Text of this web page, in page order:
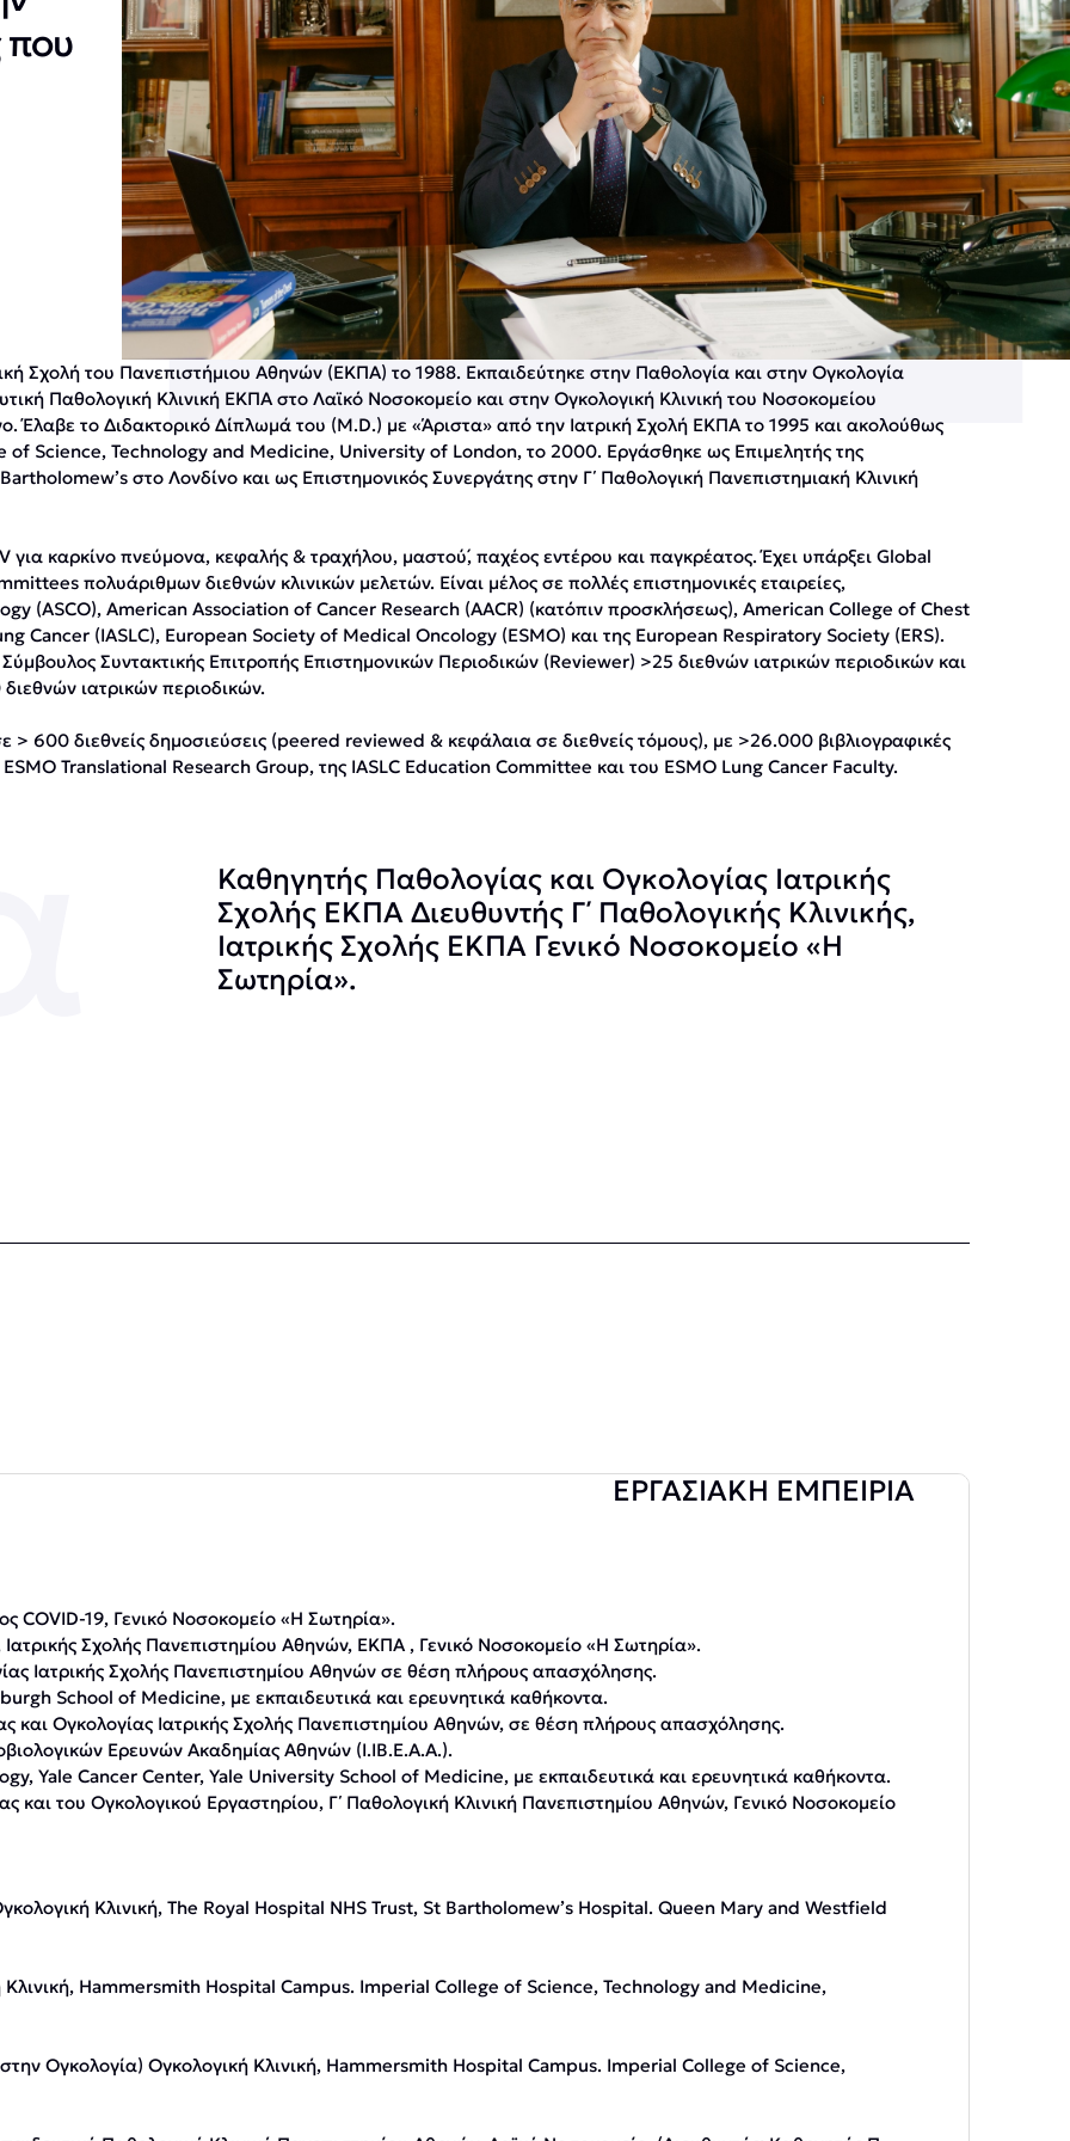
που
Σχολή του Πανεπιστήμιου Αθηνών (ΕΚΠΑ) το 1988. Εκπαιδεύτηκε στην Παθολογία και στην Ογκολογία
Παθολογική Κλινική ΕΚΠΑ στο Λαϊκό Νοσοκομείο και στην Ογκολογική Κλινική του Νοσοκομείου
το Διδακτορικό Δίπλωμά του (M.D.) με «Άριστα» από την Ιατρική Σχολή ΕΚΠΑ το 1995 και ακολούθως
of Science, Technology and Medicine, University of London, το 2000. Εργάσθηκε ως Επιμελητής της
στο Λονδίνο και ως Επιστημονικός Συνεργάτης στην Γ΄ Παθολογική Πανεπιστημιακή Κλινική
για καρκίνο πνεύμονα, κεφαλής & τραχήλου, μαστού́, παχέος εντέρου και παγκρέατος. Έχει υπάρξει Global
πολυάριθμων διεθνών κλινικών μελετών. Είναι μέλος σε πολλές επιστημονικές εταιρείες,
(ASCO), American Association of Cancer Research (AACR) (κατόπιν προσκλήσεως), American College of Chest
Cancer (IASLC), European Society of Medical Oncology (ESMO) και της European Respiratory Society (ERS).
Συντακτικής Επιτροπής Επιστημονικών Περιοδικών (Reviewer) >25 διεθνών ιατρικών περιοδικών και
ιατρικών περιοδικών.
> 600 διεθνείς δημοσιεύσεις (peered reviewed & κεφάλαια σε διεθνείς τόμους), με >26.000 βιβλιογραφικές
Translational Research Group, της IASLC Education Committee και του ESMO Lung Cancer Faculty.
Καθηγητής Παθολογίας και Ογκολογίας Ιατρικής
Σχολής ΕΚΠΑ Διευθυντής Γ΄ Παθολογικής Κλινικής,
Ιατρικής Σχολής ΕΚΠΑ Γενικό Νοσοκομείο «Η
Σωτηρία».
ΕΡΓΑΣΙΑΚΗ ΕΜΠΕΙΡΙΑ
COVID-19, Γενικό Νοσοκομείο «Η Σωτηρία».
Ιατρικής Σχολής Πανεπιστημίου Αθηνών, ΕΚΠΑ , Γενικό Νοσοκομείο «Η Σωτηρία».
Ιατρικής Σχολής Πανεπιστημίου Αθηνών σε θέση πλήρους απασχόλησης.
School of Medicine, με εκπαιδευτικά και ερευνητικά καθήκοντα.
και Ογκολογίας Ιατρικής Σχολής Πανεπιστημίου Αθηνών, σε θέση πλήρους απασχόλησης.
Ερευνών Ακαδημίας Αθηνών (Ι.ΙΒ.Ε.Α.Α.).
Yale Cancer Center, Yale University School of Medicine, με εκπαιδευτικά και ερευνητικά καθήκοντα.
και του Ογκολογικού Εργαστηρίου, Γ΄ Παθολογική Κλινική Πανεπιστημίου Αθηνών, Γενικό Νοσοκομείο
Κλινική, The Royal Hospital NHS Trust, St Bartholomew’s Hospital. Queen Mary and Westfield
Κλινική, Hammersmith Hospital Campus. Imperial College of Science, Technology and Medicine,
Ογκολογία) Ογκολογική Κλινική, Hammersmith Hospital Campus. Imperial College of Science,